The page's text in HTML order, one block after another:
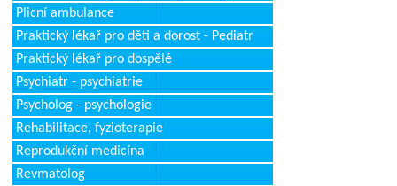
Plicní ambulance
Praktický lékař pro děti a dorost - Pediatr
Praktický lékař pro dospělé
Psychiatr - psychiatrie
Psycholog - psychologie
Rehabilitace, fyzioterapie
Reprodukční medicína
Revmatolog